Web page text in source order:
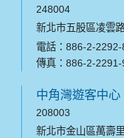
248004
新北市五股區凌雲
電話：886-2-2292-
傳真：886-2-
中角灣遊客中心
208003
新北市金山區萬壽